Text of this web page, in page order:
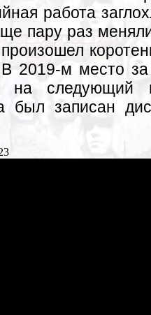
работа
пару раз
В 2019-м место
следующий
был записан